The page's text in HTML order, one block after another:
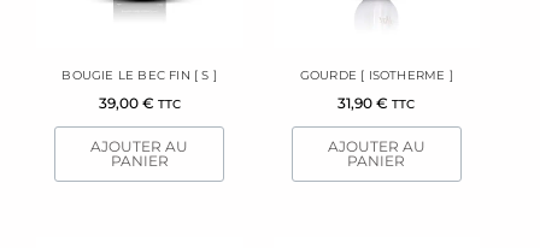
BOUGIE LE BEC FIN [ S ]
39,00 € TTC
AJOUTER AU
PANIER
GOURDE [ ISOTHERME ]
31,90€ TTC
AJOUTER AU
PANIER